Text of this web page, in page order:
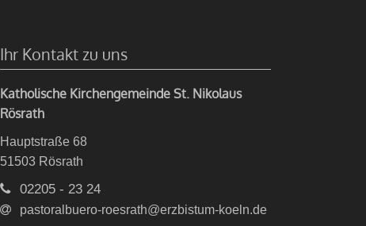
Ihr Kontakt zu uns
Katholische Kirchengemeinde St. Nikolaus
Rösrath
Hauptstraße 68
51503 Rösrath
02205 - 23 24
pastoralbuero-roesrath@erzbistum-koeln.de